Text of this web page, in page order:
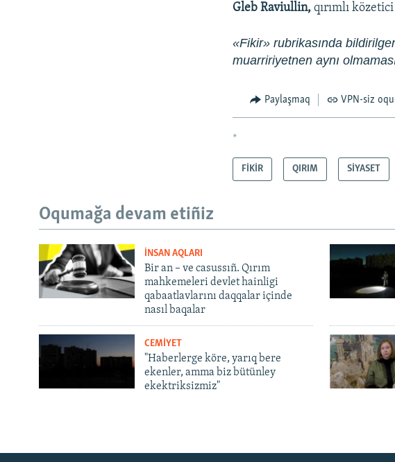
Русский
Gleb Raviullin, qırımlı közetici
«Fikir» rubrikasında
muarririyetnen aynı
Paylaşmaq VPN-siz
*
FİKİR QIRIM SİYASET
Oqumağa devam etiñiz
İNSAN AQLARI
Bir an – ve casussıñ. Qırım
mahkemeleri devlet hainligi
qabaatlavlarını daqqalar içinde
nasıl baqalar
CEMİYET
"Haberlerge köre, yarıq bere
ekenler, amma biz bütünley
ekektriksizmiz"